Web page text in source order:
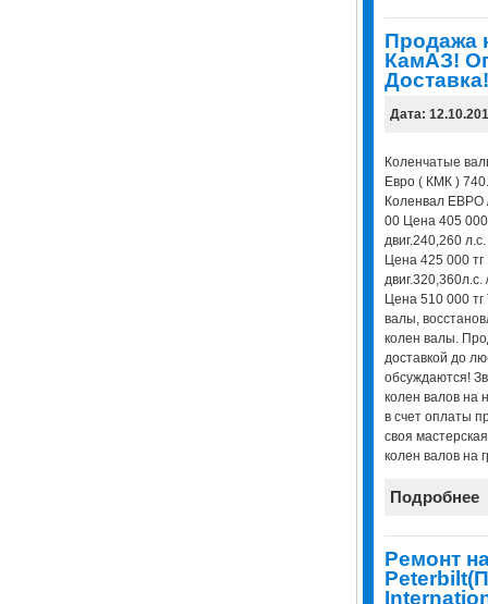
Продажа
КамАЗ!
Доставка!
Дата:
Коленчатые
Евро ( КМК )
Коленвал ЕВРО
00 Цена 405
двиг.240,260
Цена 425 000
Цена 510 000
валы,
колен валы.
доставкой до
обсуждаются!
колен валов на
в счет оплаты
своя
колен валов на
Подробнее
Ремонт